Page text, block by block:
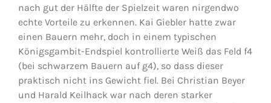
nach gut der Hälfte der Spielzeit waren nirgendwo
echte Vorteile zu erkennen. Kai Giebler hatte zwar
einen Bauern mehr, doch in einem typischen
Königsgambit-Endspiel kontrollierte Weiß das Feld f4
(bei schwarzem Bauern auf g4), so dass dieser
praktisch nicht ins Gewicht fiel. Bei Christian Beyer
und Harald Keilhack war nach deren starker